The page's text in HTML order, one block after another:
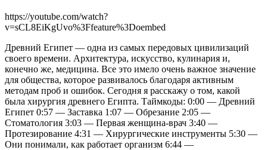
https://youtube.com/watch?
v=sCL8EiKgUvo%3Ffeature%3Doembed
Древний Египет — одна из самых передовых цивилизаций
своего времени. Архитектура, искусство, кулинария и,
конечно же, медицина. Все это имело очень важное значение
для общества, которое развивалось благодаря активным
методам проб и ошибок. Сегодня я расскажу о том, какой
была хирургия древнего Египта. Таймкоды: 0:00 — Древний
Египет 0:57 — Заставка 1:07 — Обрезание 2:05 —
Стоматология 3:03 — Первая женщина-врач 3:40 —
Протезирование 4:31 — Хирургические инструменты 5:30 —
Они понимали, как работает организм 6:44 —